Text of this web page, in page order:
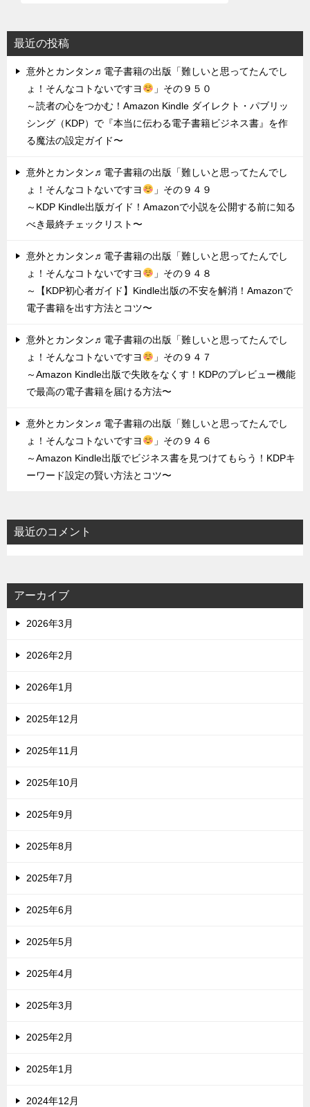
最近の投稿
意外とカンタン♬電子書籍の出版「難しいと思ってたんでし
ょ！そんなコトないですヨ
」その９５０
～読者の心をつかむ！Amazon Kindle ダイレクト・パブリッ
シング（KDP）で『本当に伝わる電子書籍ビジネス書』を作
る魔法の設定ガイド〜
意外とカンタン♬電子書籍の出版「難しいと思ってたんでし
ょ！そんなコトないですヨ
」その９４９
～KDP Kindle出版ガイド！Amazonで小説を公開する前に知る
べき最終チェックリスト〜
意外とカンタン♬電子書籍の出版「難しいと思ってたんでし
ょ！そんなコトないですヨ
」その９４８
～【KDP初心者ガイド】Kindle出版の不安を解消！Amazonで
電子書籍を出す方法とコツ〜
意外とカンタン♬電子書籍の出版「難しいと思ってたんでし
ょ！そんなコトないですヨ
」その９４７
～Amazon Kindle出版で失敗をなくす！KDPのプレビュー機能
で最高の電子書籍を届ける方法〜
意外とカンタン♬電子書籍の出版「難しいと思ってたんでし
ょ！そんなコトないですヨ
」その９４６
～Amazon Kindle出版でビジネス書を見つけてもらう！KDPキ
ーワード設定の賢い方法とコツ〜
最近のコメント
アーカイブ
2026年3月
2026年2月
2026年1月
2025年12月
2025年11月
2025年10月
2025年9月
2025年8月
2025年7月
2025年6月
2025年5月
2025年4月
2025年3月
2025年2月
2025年1月
2024年12月